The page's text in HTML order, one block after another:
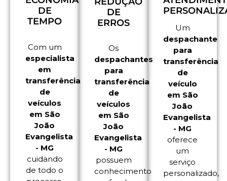
DE
TEMPO
Com um
especialista
em
transferência
de
veículos
em São
João
Evangelista
- MG
cuidando
de todo o
DE
ERROS
Os
despachantes
para
transferência
de
veículos
em São
João
Evangelista
- MG
possuem
conhecimento
Um
despachante
para
transferência
de
veículo
em São
João
Evangelista
- MG
oferece
um
serviço
personalizado,